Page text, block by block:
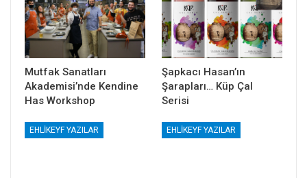
Mutfak Sanatları
Akademisi’nde Kendine
Has Workshop
Şapkacı Hasan’ın
Şarapları… Küp Çal
Serisi
EHLIKEYF YAZILAR EHLIKEYF YAZILAR